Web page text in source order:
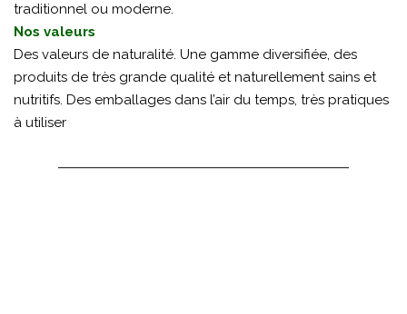
traditionnel ou moderne.
Nos valeurs
Des valeurs de naturalité. Une gamme diversifiée, des
produits de très grande qualité et naturellement sains et
nutritifs. Des emballages dans l’air du temps, très pratiques
à utiliser